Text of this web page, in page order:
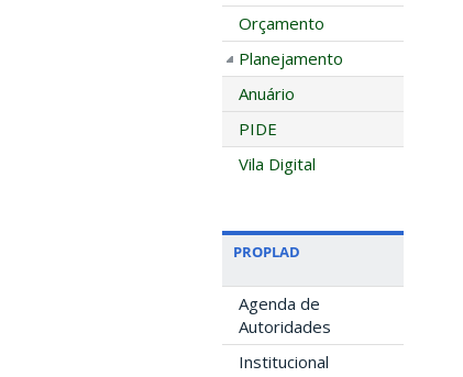
Orçamento
Planejamento
Anuário
PIDE
Vila Digital
PROPLAD
Agenda de
Autoridades
Institucional